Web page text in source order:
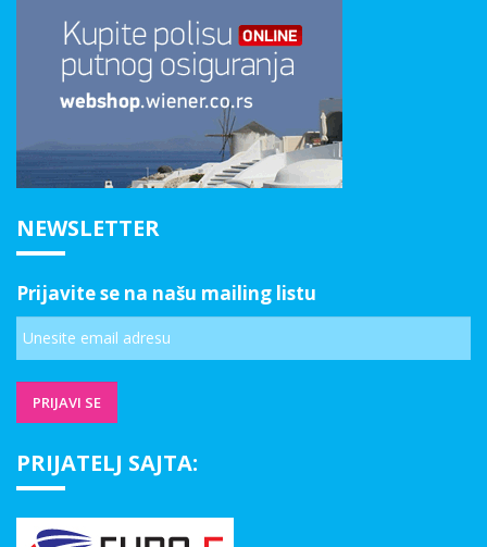
NEWSLETTER
Prijavite se na našu mailing listu
PRIJATELJ SAJTA: